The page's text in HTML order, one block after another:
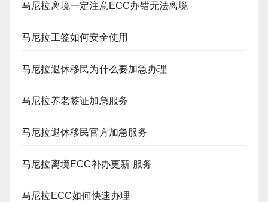
马尼拉离境一定注意ECC办错无法离境
马尼拉工签如何安全使用
马尼拉退休移民为什么要加急办理
马尼拉养老签证加急服务
马尼拉退休移民官方加急服务
马尼拉离境ECC补办更新 服务
马尼拉ECC如何快速办理